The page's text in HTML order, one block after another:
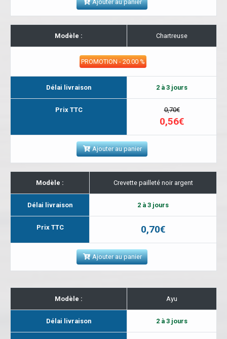
Ajouter au panier
Modèle : Chartreuse
PROMOTION - 20.00 %
Délai livraison 2 à 3 jours
Prix TTC 0,70€
0,56€
Ajouter au panier
Modèle : Crevette pailleté noir argent
Délai livraison 2 à 3 jours
Prix TTC 0,70€
Ajouter au panier
Modèle : Ayu
Délai livraison 2 à 3 jours